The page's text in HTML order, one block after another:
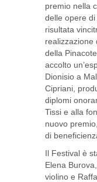
premio nella
delle opere
risultata
realizzazione
della
accolto
Dionisio a
Cipriani,
diplomi
Tissi e alla
nuovo
di
Il Festival è
Elena
violino e